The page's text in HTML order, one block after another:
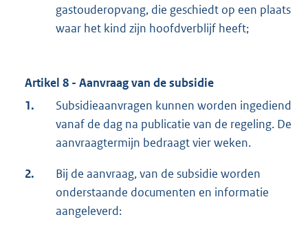
gastouderopvang, die geschiedt op een plaats
waar het kind zijn hoofdverblijf heeft;
Artikel 8 - Aanvraag van de subsidie
1.
Subsidieaanvragen kunnen worden ingediend
vanaf de dag na publicatie van de regeling. De
aanvraagtermijn bedraagt vier weken.
2.
Bij de aanvraag, van de subsidie worden
onderstaande documenten en informatie
aangeleverd: